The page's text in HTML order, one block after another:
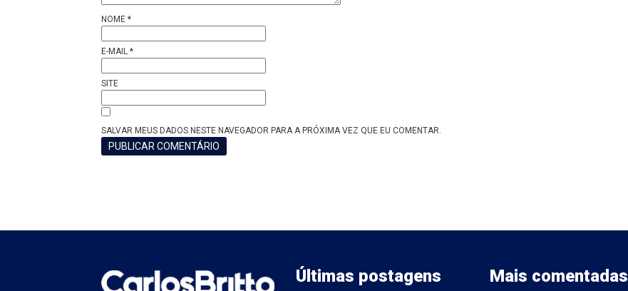
NOME *
E-MAIL *
SITE
SALVAR MEUS DADOS NESTE NAVEGADOR PARA A PRÓXIMA VEZ QUE EU COMENTAR.
Últimas postagens Mais comentadas